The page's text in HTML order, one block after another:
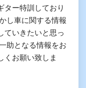
ター特訓しており
し車に関する情報
ていきたいと思っ
助となる情報をお
くお願い致しま